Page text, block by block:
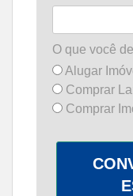
O que você
Alugar
Comprar
Comprar